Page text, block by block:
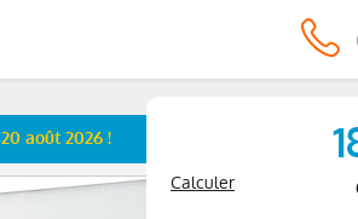
20 août 2026 !
Calculer